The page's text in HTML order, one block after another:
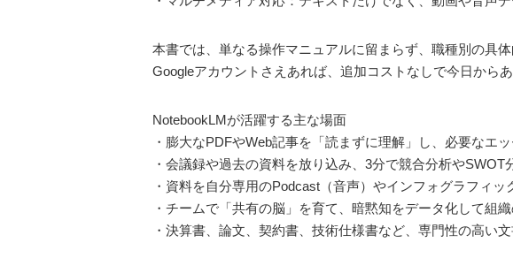
本書では、単なる操作マニュアルに留まらず、職種別の具
Googleアカウントさえあれば、追加コストなしで今日から
NotebookLMが活躍する主な場面
・膨大なPDFやWeb記事を「読まずに理解」し、必要なエ
・会議録や過去の資料を放り込み、3分で競合分析やSWOT
・資料を自分専用のPodcast（音声）やインフォグラフィ
・チームで「共有の脳」を育て、暗黙知をデータ化して組
・決算書、論文、契約書、技術仕様書など、専門性の高い文